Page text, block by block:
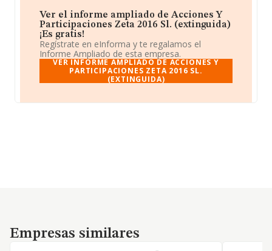
Ver el informe ampliado de Acciones Y
Participaciones Zeta 2016 Sl. (extinguida)
¡Es gratis!
Regístrate en eInforma y te regalamos el
Informe Ampliado de esta empresa.
VER INFORME AMPLIADO DE ACCIONES Y
PARTICIPACIONES ZETA 2016 SL.
(EXTINGUIDA)
Empresas similares
Empresas similares